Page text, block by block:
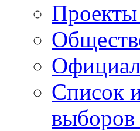
Проекты
Список
выборов